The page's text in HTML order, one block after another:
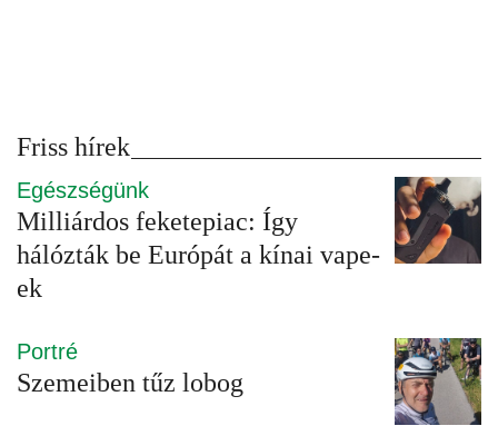
Friss hírek
Egészségünk
Milliárdos feketepiac: Így
hálózták be Európát a kínai vape-
ek
Portré
Szemeiben tűz lobog